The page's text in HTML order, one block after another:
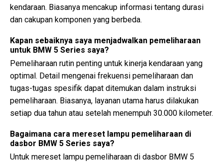
kendaraan. Biasanya mencakup informasi tentang durasi
dan cakupan komponen yang berbeda.
Kapan sebaiknya saya menjadwalkan pemeliharaan
untuk BMW 5 Series saya?
Pemeliharaan rutin penting untuk kinerja kendaraan yang
optimal. Detail mengenai frekuensi pemeliharaan dan
tugas-tugas spesifik dapat ditemukan dalam instruksi
pemeliharaan. Biasanya, layanan utama harus dilakukan
setiap dua tahun atau setelah menempuh 30.000 kilometer.
Bagaimana cara mereset lampu pemeliharaan di
dasbor BMW 5 Series saya?
Untuk mereset lampu pemeliharaan di dasbor BMW 5